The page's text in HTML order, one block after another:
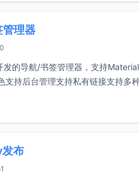
理器
的导航/书签管理器，支持
持后台管理支持私有链接支持多
布